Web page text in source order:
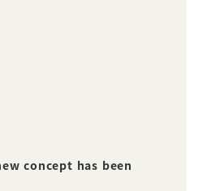
concept has been